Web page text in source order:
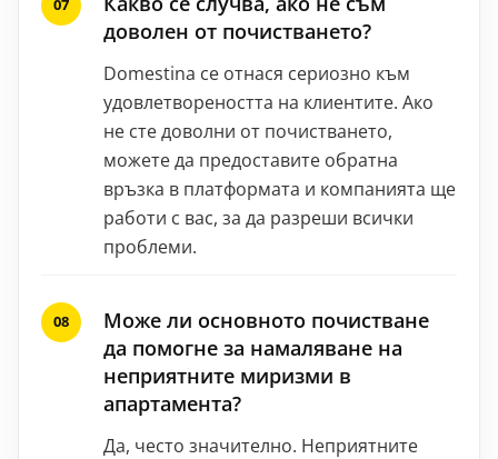
доволен от почистването?
Domestina се отнася сериозно към
удовлетвореността на клиентите. Ако
не сте доволни от почистването,
можете да предоставите обратна
връзка в платформата и компанията ще
работи с вас, за да разреши всички
проблеми.
Може ли основното почистване
да помогне за намаляване на
неприятните миризми в
апартамента?
Да, често значително. Неприятните